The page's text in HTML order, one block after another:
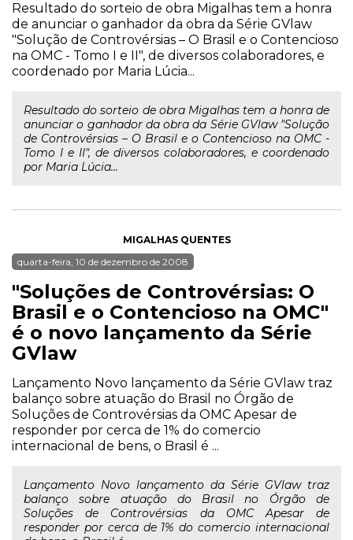
Resultado do sorteio de obra Migalhas tem a honra
de anunciar o ganhador da obra da Série GVlaw
"Solução de Controvérsias – O Brasil e o Contencioso
na OMC - Tomo I e II", de diversos colaboradores, e
coordenado por Maria Lúcia...
Resultado do sorteio de obra Migalhas tem a honra de
anunciar o ganhador da obra da Série GVlaw "Solução
de Controvérsias – O Brasil e o Contencioso na OMC -
Tomo I e II", de diversos colaboradores, e coordenado
por Maria Lúcia...
MIGALHAS QUENTES
quarta-feira, 10 de dezembro de 2008
"Soluções de Controvérsias: O
Brasil e o Contencioso na OMC"
é o novo lançamento da Série
GVlaw
Lançamento Novo lançamento da Série GVlaw traz
balanço sobre atuação do Brasil no Órgão de
Soluções de Controvérsias da OMC Apesar de
responder por cerca de 1% do comercio
internacional de bens, o Brasil é ...
Lançamento Novo lançamento da Série GVlaw traz
balanço sobre atuação do Brasil no Órgão de
Soluções de Controvérsias da OMC Apesar de
responder por cerca de 1% do comercio internacional